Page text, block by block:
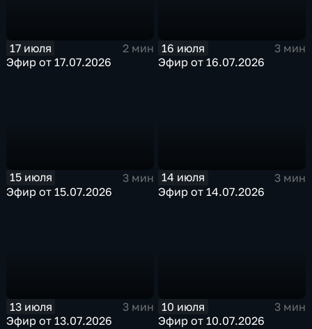
17 июля
2 мин
Эфир от 17.07.2026
16 июля
3 мин
Эфир от 16.07.2026
15 июля
3 мин
Эфир от 15.07.2026
14 июля
3 мин
Эфир от 14.07.2026
13 июля
3 мин
Эфир от 13.07.2026
10 июля
3 мин
Эфир от 10.07.2026